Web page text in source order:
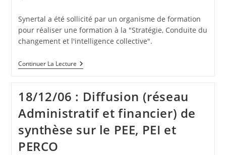
Synertal a été sollicité par un organisme de formation
pour réaliser une formation à la "Stratégie, Conduite du
changement et l'intelligence collective".
Continuer La Lecture19/12/06
:
(formation
« Stratégie,
Conduite
Du
Changement)
18/12/06 : Diffusion (réseau
Administratif et financier) de
synthèse sur le PEE, PEI et
PERCO